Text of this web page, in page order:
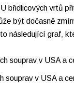
břidlicových vrtů
být dočasně
následující graf,
souprav v USA a